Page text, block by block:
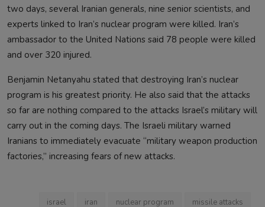
two days, several Iranian generals, nine senior scientists, and
experts linked to Iran’s nuclear program were killed. Iran’s
ambassador to the United Nations said 78 people were killed
and over 320 injured.
Benjamin Netanyahu stated that destroying Iran’s nuclear
program is his greatest priority. He also said that the attacks
so far are nothing compared to the attacks Israel’s military will
carry out in the coming days. The Israeli military warned
Iranians to immediately evacuate “military weapon production
factories,” increasing fears of new attacks.
israel iran nuclear program missile attacks